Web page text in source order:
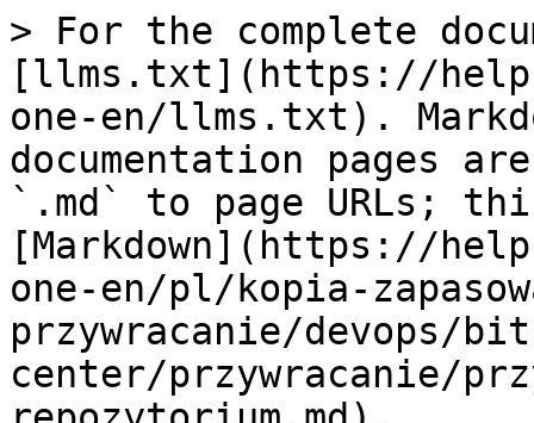
> For the complete
[llms.txt](https://
one-en/llms.txt).
documentation pages
`.md` to page URLs;
[Markdown](https://
one-en/pl/kopia-
przywracanie/devops/
center/przywracanie/